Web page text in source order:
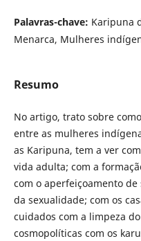
Palavras-chave: Karipuna
Menarca, Mulheres
Resumo
No artigo, trato sobre
entre as mulheres
as Karipuna, tem a ver
vida adulta; com a
com o aperfeiçoamento
da sexualidade; com os
cuidados com a limpeza
cosmopolíticas com os